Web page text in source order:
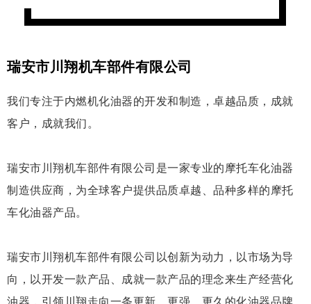
瑞安市川翔机车部件有限公司
我们专注于内燃机化油器的开发和制造，卓越品质，成就
客户，成就我们。
瑞安市川翔机车部件有限公司是一家专业的摩托车化油器
制造供应商，为全球客户提供品质卓越、品种多样的摩托
车化油器产品。
瑞安市川翔机车部件有限公司以创新为动力，以市场为导
向，以开发一款产品、成就一款产品的理念来生产经营化
油器，引领川翔走向一条更新、更强、更久的化油器品牌